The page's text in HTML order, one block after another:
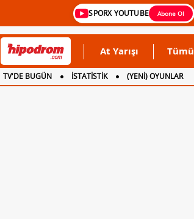
SPORX YOUTUBE Abone Ol
At Yarışı Tümü
TV'DE BUGÜN İSTATİSTİK
(YENİ) OYUNLAR